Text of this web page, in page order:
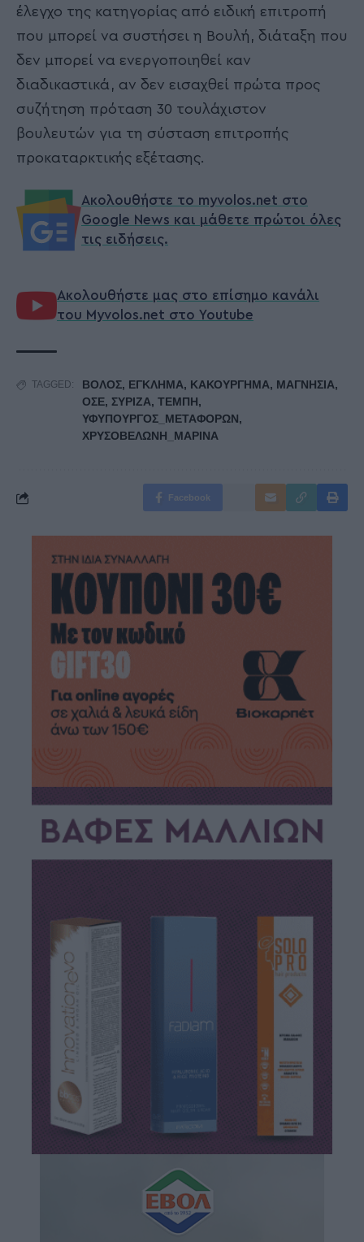
έλεγχο της κατηγορίας από ειδική επιτροπή
που μπορεί να συστήσει η Βουλή, διάταξη που
δεν μπορεί να ενεργοποιηθεί καν
διαδικαστικά, αν δεν εισαχθεί πρώτα προς
συζήτηση πρόταση 30 τουλάχιστον
βουλευτών για τη σύσταση επιτροπής
προκαταρκτικής εξέτασης.
Ακολουθήστε το myvolos.net στο
Google News και μάθετε πρώτοι όλες
τις ειδήσεις.
Ακολουθήστε μας στο επίσημο κανάλι
του Myvolos.net στο Youtube
TAGGED: ΒΟΛΟΣ, ΕΓΚΛΗΜΑ, ΚΑΚΟΥΡΓΗΜΑ, ΜΑΓΝΗΣΙΑ,
ΟΣΕ, ΣΥΡΙΖΑ, ΤΕΜΠΗ,
ΥΦΥΠΟΥΡΓΟΣ_ΜΕΤΑΦΟΡΩΝ,
ΧΡΥΣΟΒΕΛΩΝΗ_ΜΑΡΙΝΑ
Facebook